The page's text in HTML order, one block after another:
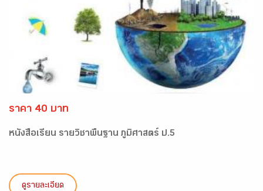
ราคา 40 บาท
หนังสือเรียน รายวิชาพื้นฐาน ภูมิศาสตร์ ป.5
ดูรายละเอียด